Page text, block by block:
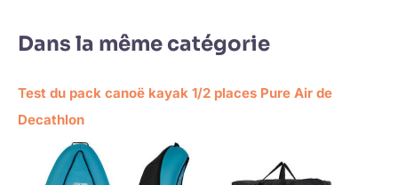
Dans la même catégorie
Test du pack canoë kayak 1/2 places Pure Air de
Decathlon